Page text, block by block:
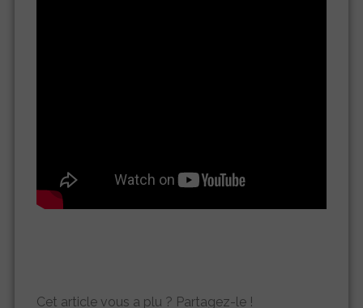
Cet article vous a plu ? Partagez-le !